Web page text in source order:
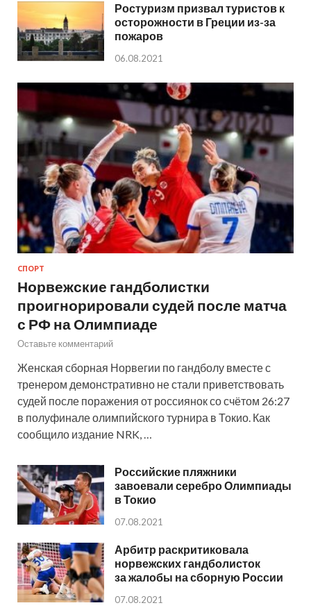
Ростуризм призвал туристов к
осторожности в Греции из-за
пожаров
06.08.2021
СПОРТ
Норвежские гандболистки
проигнорировали судей после матча
с РФ на Олимпиаде
Оставьте комментарий
Женская сборная Норвегии по гандболу вместе с
тренером демонстративно не стали приветствовать
судей после поражения от россиянок со счётом 26:27
в полуфинале олимпийского турнира в Токио. Как
сообщило издание NRK, …
Российские пляжники
завоевали серебро Олимпиады
в Токио
07.08.2021
Арбитр раскритиковала
норвежских гандболисток
за жалобы на сборную России
07.08.2021